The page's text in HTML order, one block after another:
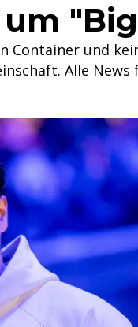
Container und
Alle News